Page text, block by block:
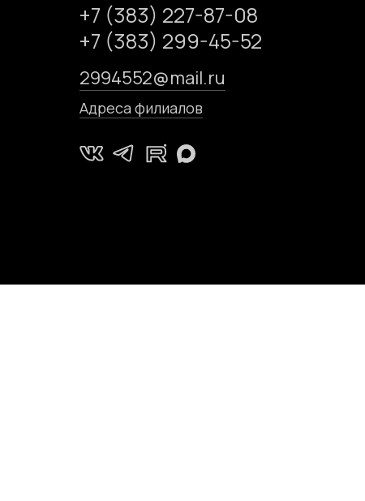
+7 (383) 227-87-08
+7 (383) 299-45-52
2994552@mail.ru
Адреса филиалов